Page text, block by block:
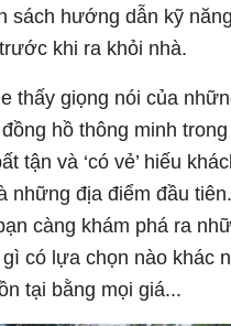
sách hướng dẫn kỹ
khi ra khỏi nhà.
thấy giọng nói của
hồ thông minh
tận và ‘có vẻ’ hiếu
những địa điểm đầu
càng khám phá ra
có lựa chọn nào khác
tại bằng mọi giá...